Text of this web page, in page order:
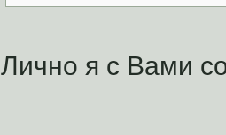
Лично я с Вами